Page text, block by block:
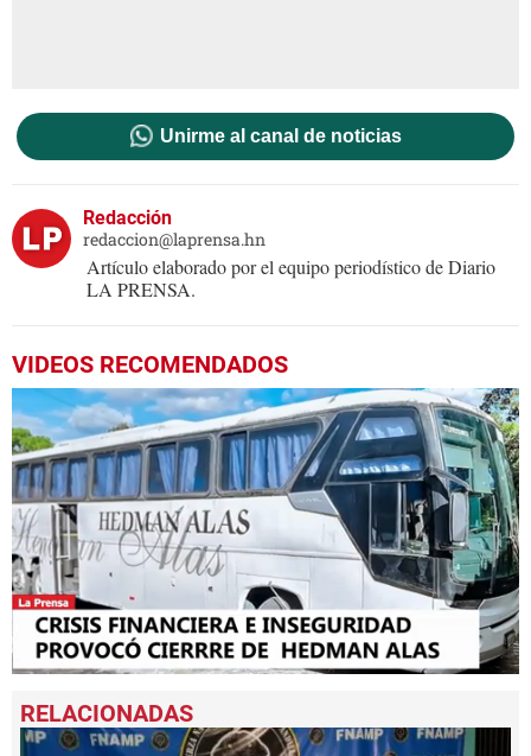
Unirme al canal de noticias
Redacción
redaccion@laprensa.hn
Artículo elaborado por el equipo periodístico de Diario
LA PRENSA.
VIDEOS RECOMENDADOS
seconds
of